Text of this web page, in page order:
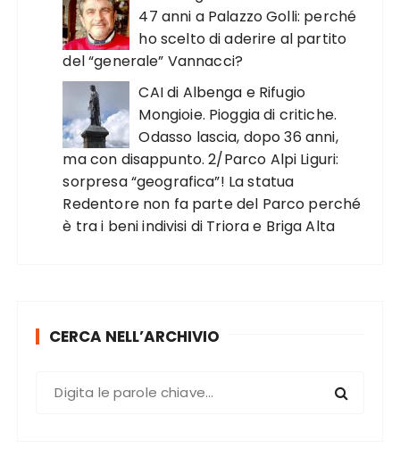
47 anni a Palazzo Golli: perché
ho scelto di aderire al partito
del “generale” Vannacci?
CAI di Albenga e Rifugio
Mongioie. Pioggia di critiche.
Odasso lascia, dopo 36 anni,
ma con disappunto. 2/Parco Alpi Liguri:
sorpresa “geografica”! La statua
Redentore non fa parte del Parco perché
è tra i beni indivisi di Triora e Briga Alta
CERCA NELL’ARCHIVIO